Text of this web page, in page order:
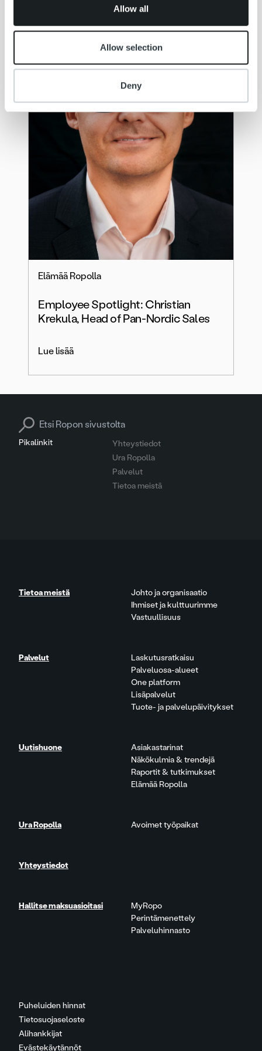
Allow all
Allow selection
Deny
Elämää Ropolla
Employee Spotlight: Christian
Krekula, Head of Pan-Nordic Sales
Lue lisää
Pikalinkit
Yhteystiedot
Ura Ropolla
Palvelut
Tietoa meistä
Search for:
Puheluiden hinnat
Tietosuojaseloste
Alihankkijat
Evästekäytännöt
Tietoa meistä
Johto ja organisaatio
Ihmiset ja kulttuurimme
Vastuullisuus
Palvelut
Laskutusratkaisu
Palveluosa-alueet
One platform
Lisäpalvelut
Tuote- ja palvelupäivitykset
Uutishuone
Asiakastarinat
Näkökulmia & trendejä
Raportit & tutkimukset
Elämää Ropolla
Ura Ropolla Avoimet työpaikat
Yhteystiedot
Hallitse maksuasioitasi
MyRopo
Perintämenettely
Palveluhinnasto